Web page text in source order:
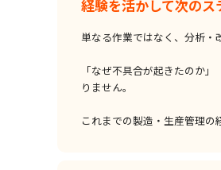
経験を活かして次の
単なる作業ではなく、分析・
「なぜ不具合が起きたのか
りません。
これまでの製造・生産管理の